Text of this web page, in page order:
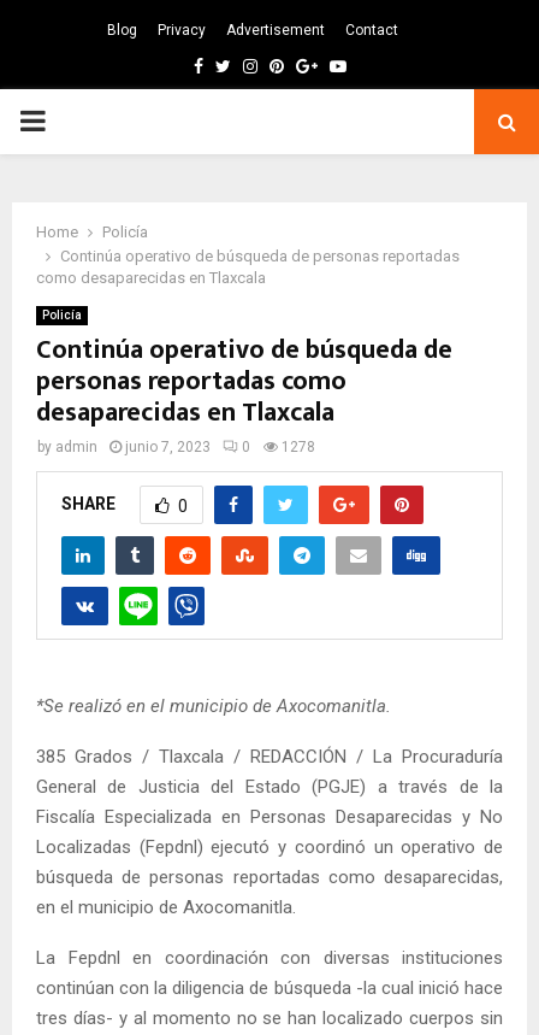
Blog Privacy Advertisement Contact
Facebook
TwitterInstagram
Pinterest
GoogleYoutube
PRIMARY
Home
Policía
Continúa operativo de búsqueda de personas reportadas
como desaparecidas en Tlaxcala
Policía
Continúa operativo de búsqueda de
personas reportadas como
desaparecidas en Tlaxcala
by admin junio 7, 2023 0 1278
SHARE 0
*Se realizó en el municipio de Axocomanitla.
385 Grados / Tlaxcala / REDACCIÓN / La Procuraduría
General de Justicia del Estado (PGJE) a través de la
Fiscalía Especializada en Personas Desaparecidas y No
Localizadas (Fepdnl) ejecutó y coordinó un operativo de
búsqueda de personas reportadas como desaparecidas,
en el municipio de Axocomanitla.
La Fepdnl en coordinación con diversas instituciones
continúan con la diligencia de búsqueda -la cual inició hace
tres días- y al momento no se han localizado cuerpos sin